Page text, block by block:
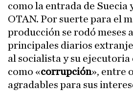
como la entrada de Suecia
OTAN. Por suerte para el
producción se rodó meses
principales diarios
al socialista y su
como «corrupción», entre
agradables para sus